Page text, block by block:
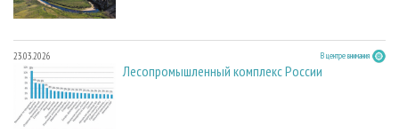
23.03.2026 В центре внимания
Лесопромышленный комплекс России